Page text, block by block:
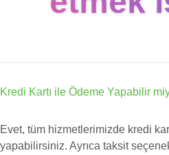
Kredi Kartı ile Ödeme Yapabilir
Evet, tüm hizmetlerimizde kredi
yapabilirsiniz. Ayrıca taksit